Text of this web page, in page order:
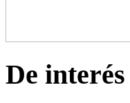
De interés